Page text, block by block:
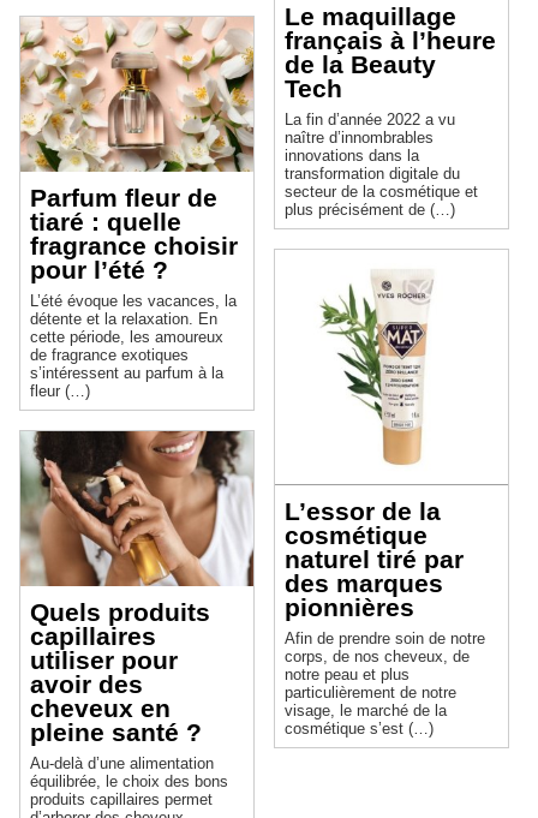
Parfum fleur de
tiaré : quelle
fragrance choisir
pour l’été ?
L’été évoque les vacances, la
détente et la relaxation. En
cette période, les amoureux
de fragrance exotiques
s’intéressent au parfum à la
fleur (…)
Quels produits
capillaires
utiliser pour
avoir des
cheveux en
pleine santé ?
Au-delà d’une alimentation
équilibrée, le choix des bons
produits capillaires permet
Le maquillage
français à l’heure
de la Beauty
Tech
La fin d’année 2022 a vu
naître d’innombrables
innovations dans la
transformation digitale du
secteur de la cosmétique et
plus précisément de (…)
L’essor de la
cosmétique
naturel tiré par
des marques
pionnières
Afin de prendre soin de notre
corps, de nos cheveux, de
notre peau et plus
particulièrement de notre
visage, le marché de la
cosmétique s’est (…)